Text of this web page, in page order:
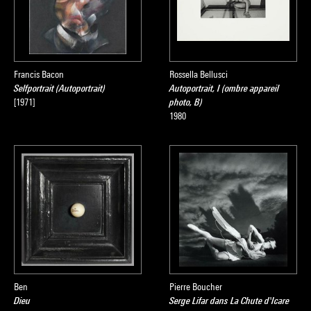
intégrante de la mythologie de l'art moderne. Ben, qui se
contente d'oeuvres limitées à l'exhibition de son seul nom,
stigmatise ce culte de l'égotisme et de la singularité.
Francis Bacon
Selfportrait (Autoportrait)
[1971]
Rossella Bellusci
Autoportrait, I (ombre appareil
photo, B)
1980
Ben
Dieu
Pierre Boucher
Serge Lifar dans La Chute d'Icare